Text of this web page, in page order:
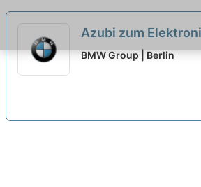
Azubi zum
BMW Group | Berlin